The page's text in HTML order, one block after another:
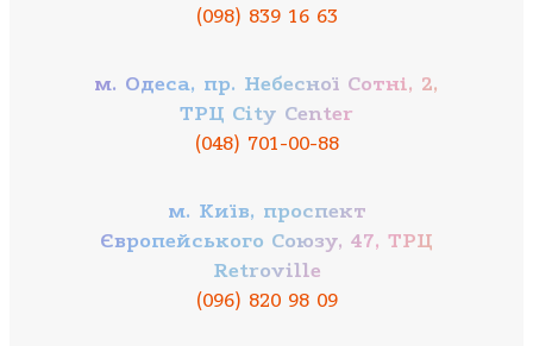
(098) 839 16 63
м. Одеса, пр. Небесної Сотні, 2,
ТРЦ City Center
(048) 701-00-88
м. Київ, проспект
Європейського Союзу, 47, ТРЦ
Retroville
(096) 820 98 09